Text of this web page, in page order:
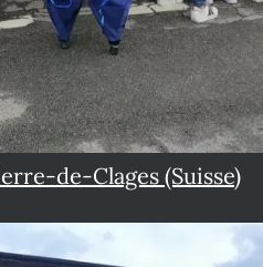
de-Clages (Suisse)